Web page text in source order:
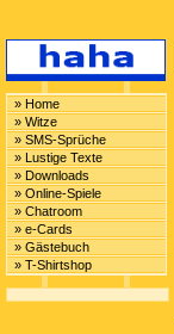
» Home
» Witze
» SMS-Sprüche
» Lustige Texte
» Downloads
» Online-Spiele
» Chatroom
» e-Cards
» Gästebuch
» T-Shirtshop